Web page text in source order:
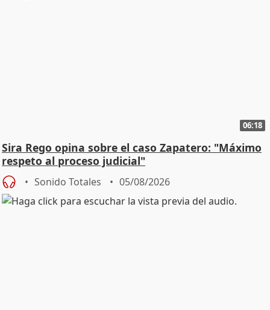
06:18
Sira Rego opina sobre el caso Zapatero: "Máximo
respeto al proceso judicial"
Sonido Totales 05/08/2026